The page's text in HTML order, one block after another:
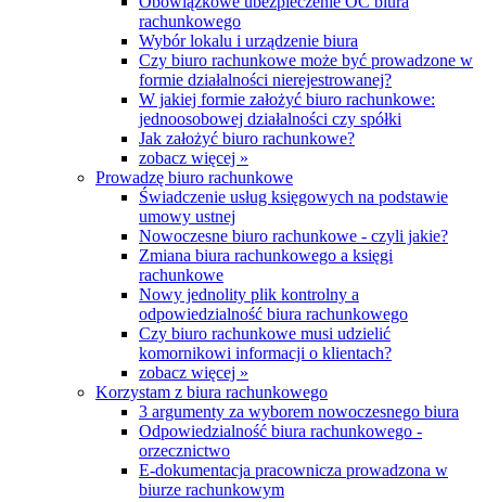
rachunkowego
Wybór lokalu i urządzenie biura
Czy biuro rachunkowe może być prowadzone w
formie działalności nierejestrowanej?
W jakiej formie założyć biuro rachunkowe:
jednoosobowej działalności czy spółki
Jak założyć biuro rachunkowe?
zobacz więcej »
Prowadzę biuro rachunkowe
Świadczenie usług księgowych na podstawie
umowy ustnej
Nowoczesne biuro rachunkowe - czyli jakie?
Zmiana biura rachunkowego a księgi
rachunkowe
Nowy jednolity plik kontrolny a
odpowiedzialność biura rachunkowego
Czy biuro rachunkowe musi udzielić
komornikowi informacji o klientach?
zobacz więcej »
Korzystam z biura rachunkowego
3 argumenty za wyborem nowoczesnego biura
Odpowiedzialność biura rachunkowego -
orzecznictwo
E-dokumentacja pracownicza prowadzona w
biurze rachunkowym